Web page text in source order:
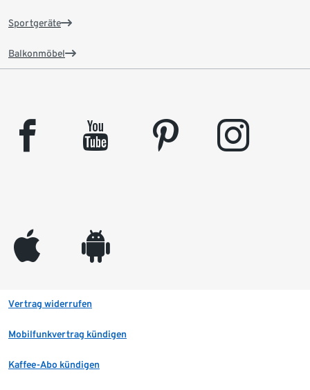
Sportgeräte
Balkonmöbel
facebook youtube pinterest instagram
appleinc android
Vertrag widerrufen
Mobilfunkvertrag kündigen
Kaffee-Abo kündigen